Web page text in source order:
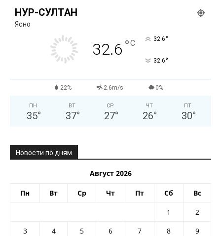
НУР-СУЛТАН
Ясно
32.6 °C 32.6°
32.6°
22% 2.6m/s 0%
ПН
35°
ВТ
37°
СР
27°
ЧТ
26°
ПТ
30°
Новости по дням
Август 2026
Пн Вт Ср Чт Пт Сб Вс
1
2
3
4 5 6 7 8
9